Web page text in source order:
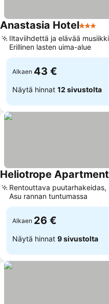
Anastasia Hotel3
Iltaviihdettä ja elävää
Erillinen lasten uima-alue
Alkaen 43 €
Näytä hinnat 12 sivustolta
Heliotrope
Rentouttava puutarhakeidas,
Asu rannan tuntumassa
Alkaen 26 €
Näytä hinnat 9 sivustolta